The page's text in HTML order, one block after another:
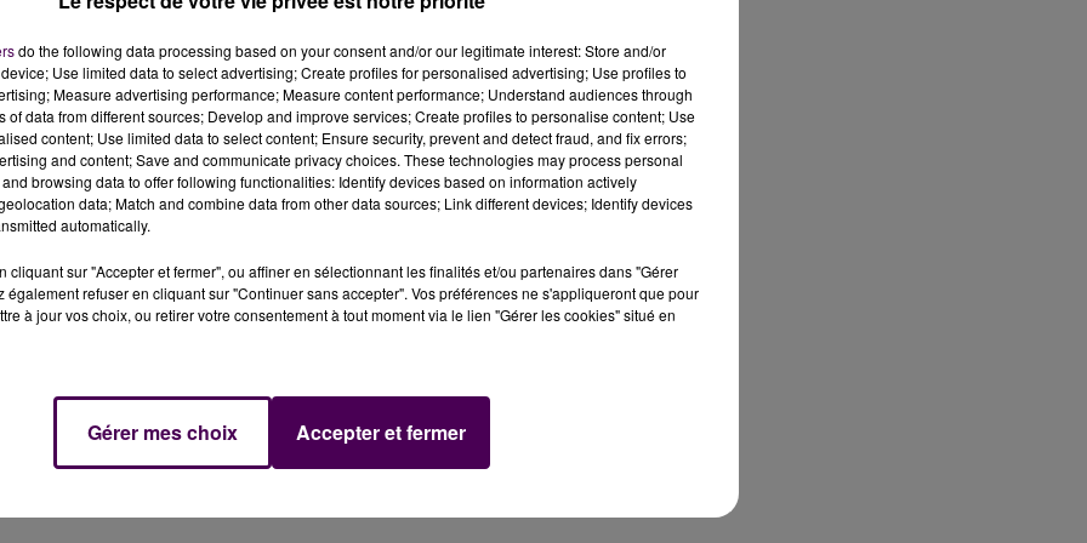
les services de son pivot martiniquais Yannis
finir les playoffs.
30 mai : un accord a été trouvé avec Yannis Morin"pour
haut de ses 2,08 mètres, le pivot martiniquais de 24 ans
blessure de Wilfried Yeguete. Il avait ensuite remplacé
points, 2,6 rebonds et 7,2 d’évaluation en 13 minutes
par Eric Bartecheky, Yannis a largement participé à
demi-finales de la Jeep Elite"explique le MSB dans un
deux matches programmés à Strasbourg ces jeudi 31
3 de ces demi-finales, qui aura lieu au Mans, sur
do the following data processing based on your consent and/or our legitimate interest: Store and/or
Use limited data to select advertising; Create profiles for personalised advertising; Use profiles to
Measure advertising performance; Measure content performance; Understand audiences through
of data from different sources; Develop and improve services; Create profiles to personalise content; Use
content; Use limited data to select content; Ensure security, prevent and detect fraud, and fix errors;
and content; Save and communicate privacy choices. These technologies may process personal
browsing data to offer following functionalities: Identify devices based on information actively
data; Match and combine data from other data sources; Link different devices; Identify devices
automatically.
cliquant sur "Accepter et fermer", ou affiner en sélectionnant les finalités et/ou partenaires dans "Gérer
également refuser en cliquant sur "Continuer sans accepter". Vos préférences ne s'appliqueront que pour
à jour vos choix, ou retirer votre consentement à tout moment via le lien "Gérer les cookies" situé en
Gérer mes choix Accepter et fermer